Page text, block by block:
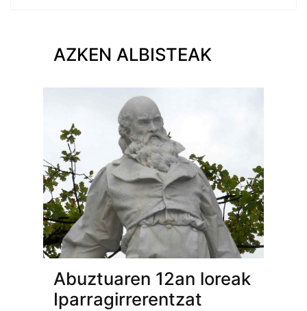
AZKEN ALBISTEAK
Abuztuaren 12an loreak
Iparragirrerentzat